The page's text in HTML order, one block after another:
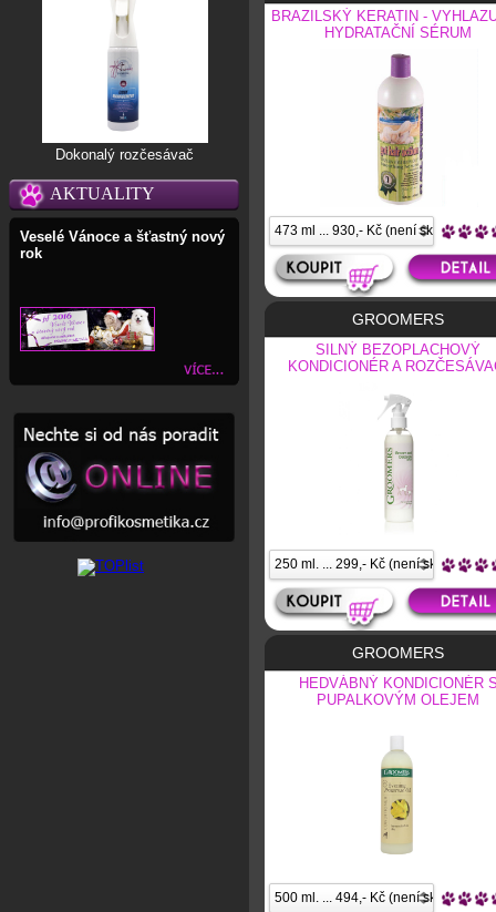
Dokonalý rozčesávač
AKTUALITY
Veselé Vánoce a šťastný nový
rok
BRAZILSKÝ KERATIN -
HYDRATAČNÍ SÉRUM
GROOMERS
SILNÝ BEZOPLACHOVÝ
KONDICIONÉR A
GROOMERS
HEDVÁBNÝ KONDICIONÉR
PUPALKOVÝM OLEJEM